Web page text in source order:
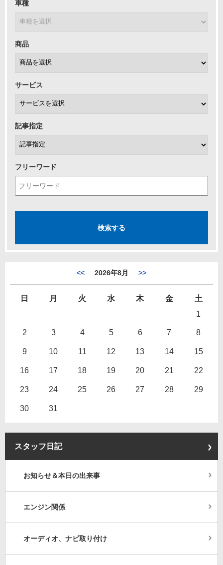
車種
商品
サービス
記事指定
フリーワード
<< 2026年8月 >>
日 月 火 水 木 金
土
1
2 3 4 5 6 7 8
9 10 11 12 13 14 15
16 17 18 19 20 21 22
23 24 25 26 27 28 29
30 31
スタッフ日記
お知らせ＆本日の出来事
エンジン関係
オーディオ、ナビ取り付け